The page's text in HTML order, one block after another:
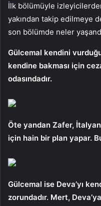
İlk bölümüyle
yakından takip edilmeye
son bölümde neler
Gülcemal kendini
kendine bakması için
odasındadır.
Öte yandan Zafer,
için hain bir plan yapar.
Gülcemal ise Deva’yı
zorundadır. Mert,